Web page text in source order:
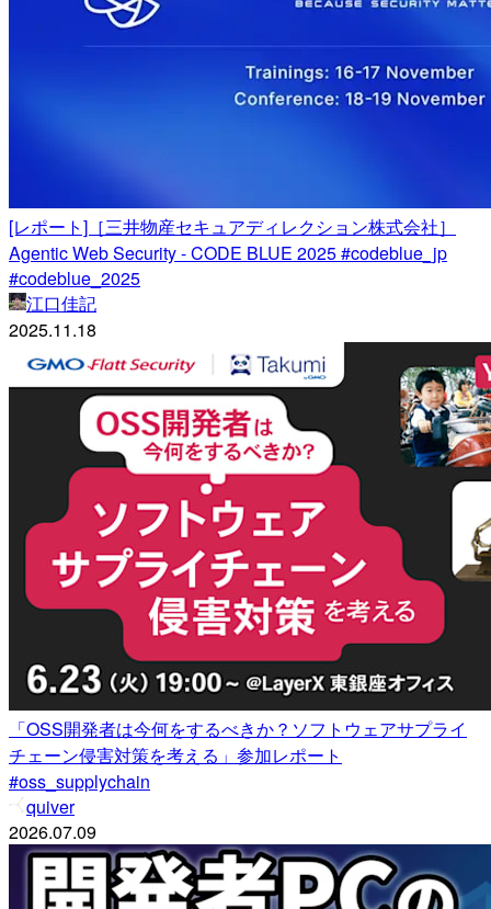
[レポート]［三井物産セキュアディレクション株式会社］
Agentic Web Security - CODE BLUE 2025 #codeblue_jp
#codeblue_2025
江口佳記
2025.11.18
「OSS開発者は今何をするべきか？ソフトウェアサプライ
チェーン侵害対策を考える」参加レポート
#oss_supplychain
quiver
2026.07.09